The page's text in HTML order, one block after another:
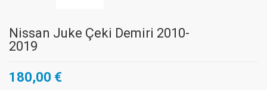
Nissan Juke Çeki Demiri 2010-
2019
180,00 €